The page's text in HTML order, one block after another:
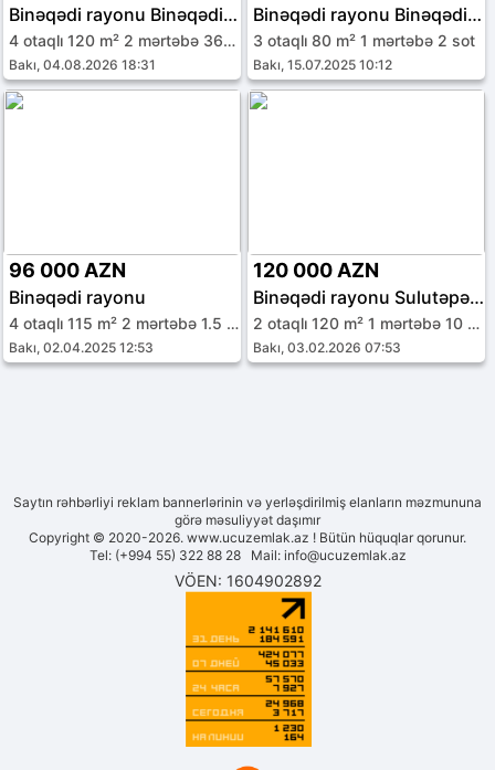
Binəqədi rayonu Binəqədi qəs.
4 otaqlı 120 m² 2 mərtəbə 3600 sot
Bakı, 04.08.2026 18:31
Binəqədi rayonu Binəqədi qəs.
3 otaqlı 80 m² 1 mərtəbə 2 sot
Bakı, 15.07.2025 10:12
96 000 AZN
Binəqədi rayonu
4 otaqlı 115 m² 2 mərtəbə 1.5 sot
Bakı, 02.04.2025 12:53
120 000 AZN
Binəqədi rayonu Sulutəpə qəs.
2 otaqlı 120 m² 1 mərtəbə 10 sot
Bakı, 03.02.2026 07:53
Saytın rəhbərliyi reklam bannerlərinin və yerləşdirilmiş elanların məzmununa
görə məsuliyyət daşımır
Copyright © 2020-2026. www.ucuzemlak.az ! Bütün hüquqlar qorunur.
Tel: (+994 55) 322 88 28 Mail: info@ucuzemlak.az
VÖEN: 1604902892